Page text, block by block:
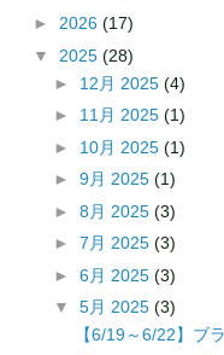
► 2026 (17)
▼ 2025 (28)
► 12月 2025 (4)
► 11月 2025 (1)
► 10月 2025 (1)
► 9月 2025 (1)
► 8月 2025 (3)
► 7月 2025 (3)
► 6月 2025 (3)
▼ 5月 2025 (3)
【6/19～6/22】ブ